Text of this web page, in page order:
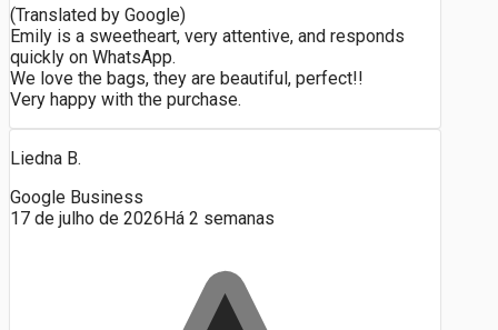
(Translated by Google)
Emily is a sweetheart, very attentive, and responds
quickly on WhatsApp.
We love the bags, they are beautiful, perfect!!
Very happy with the purchase.
Liedna B.
Google Business
17 de julho de 2026 Há 2 semanas